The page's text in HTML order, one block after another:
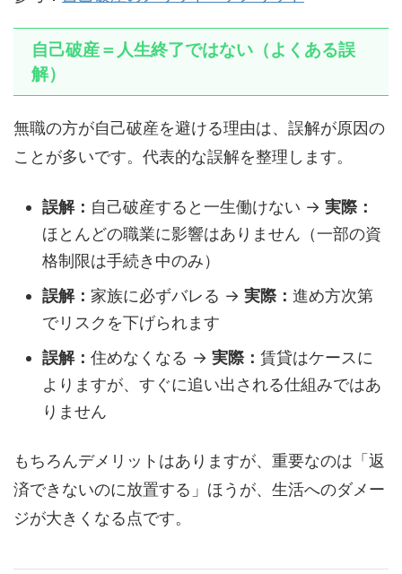
自己破産＝人生終了ではない（よくある誤
解）
無職の方が自己破産を避ける理由は、誤解が原因の
ことが多いです。代表的な誤解を整理します。
誤解： 自己破産すると一生働けない → 実際：
ほとんどの職業に影響はありません（一部の資
格制限は手続き中のみ）
誤解： 家族に必ずバレる → 実際： 進め方次第
でリスクを下げられます
誤解： 住めなくなる → 実際： 賃貸はケースに
よりますが、すぐに追い出される仕組みではあ
りません
もちろんデメリットはありますが、重要なのは「返
済できないのに放置する」ほうが、生活へのダメー
ジが大きくなる点です。